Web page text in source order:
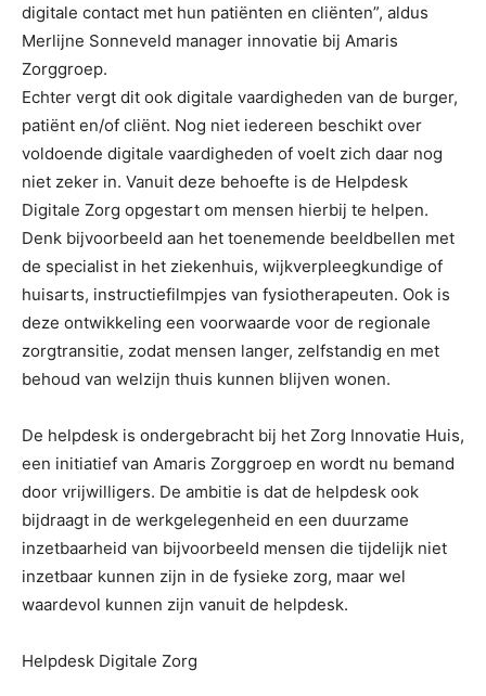
digitale contact met hun patiënten en cliënten”, aldus
Merlijne Sonneveld manager innovatie bij Amaris
Zorggroep.
Echter vergt dit ook digitale vaardigheden van de burger,
patiënt en/of cliënt. Nog niet iedereen beschikt over
voldoende digitale vaardigheden of voelt zich daar nog
niet zeker in. Vanuit deze behoefte is de Helpdesk
Digitale Zorg opgestart om mensen hierbij te helpen.
Denk bijvoorbeeld aan het toenemende beeldbellen met
de specialist in het ziekenhuis, wijkverpleegkundige of
huisarts, instructiefilmpjes van fysiotherapeuten. Ook is
deze ontwikkeling een voorwaarde voor de regionale
zorgtransitie, zodat mensen langer, zelfstandig en met
behoud van welzijn thuis kunnen blijven wonen.
De helpdesk is ondergebracht bij het Zorg Innovatie Huis,
een initiatief van Amaris Zorggroep en wordt nu bemand
door vrijwilligers. De ambitie is dat de helpdesk ook
bijdraagt in de werkgelegenheid en een duurzame
inzetbaarheid van bijvoorbeeld mensen die tijdelijk niet
inzetbaar kunnen zijn in de fysieke zorg, maar wel
waardevol kunnen zijn vanuit de helpdesk.
Helpdesk Digitale Zorg